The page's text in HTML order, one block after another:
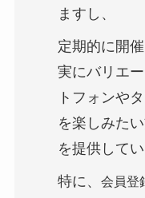
ますし、
定期的に開
実にバリエ
トフォンや
を楽しみた
を提供してい
特に、 会員登